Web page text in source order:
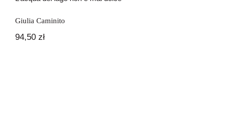
Giulia Caminito
94,50 zł